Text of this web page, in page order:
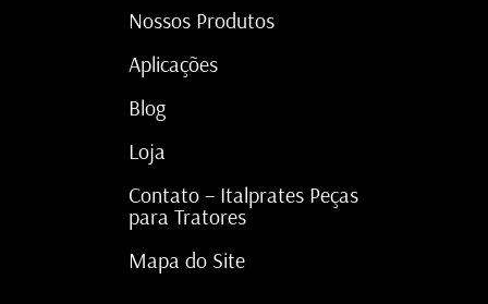
Nossos Produtos
Aplicações
Blog
Loja
Contato – Italprates Peças
para Tratores
Mapa do Site